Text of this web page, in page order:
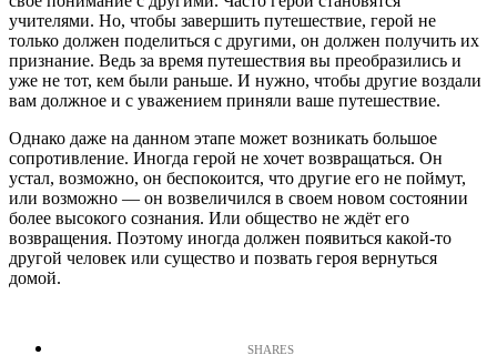
учителями. Но, чтобы завершить путешествие, герой не
только должен поделиться с другими, он должен получить их
признание. Ведь за время путешествия вы преобразились и
уже не тот, кем были раньше. И нужно, чтобы другие воздали
вам должное и с уважением приняли ваше путешествие.
Однако даже на данном этапе может возникать большое
сопротивление. Иногда герой не хочет возвращаться. Он
устал, возможно, он беспокоится, что другие его не поймут,
или возможно — он возвеличился в своем новом состоянии
более высокого сознания. Или общество не ждёт его
возвращения. Поэтому иногда должен появиться какой-то
другой человек или существо и позвать героя вернуться
домой.